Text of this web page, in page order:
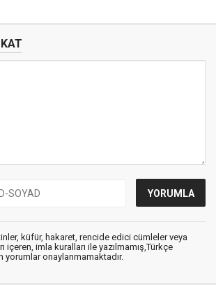
küfür, hakaret, rencide edici cümleler veya
içeren, imla kuralları ile yazılmamış,Türkçe
yorumlar onaylanmamaktadır.